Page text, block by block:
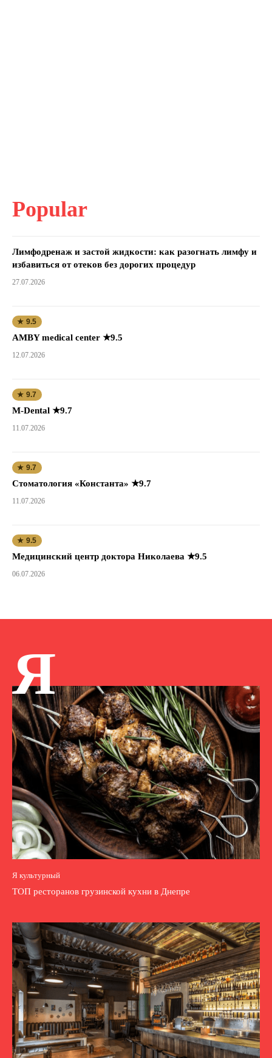
Popular
Лимфодренаж и застой жидкости: как разогнать лимфу и
избавиться от отеков без дорогих процедур
27.07.2026
★ 9.5
AMBY medical center ★9.5
12.07.2026
★ 9.7
M-Dental ★9.7
11.07.2026
★ 9.7
Стоматология «Константа» ★9.7
11.07.2026
★ 9.5
Медицинский центр доктора Николаева ★9.5
06.07.2026
Я
Я культурный
ТОП ресторанов грузинской кухни в Днепре